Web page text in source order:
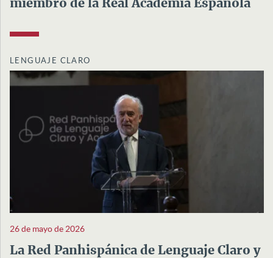
miembro de la Real Academia Española
LENGUAJE CLARO
26 de mayo de 2026
La Red Panhispánica de Lenguaje Claro y